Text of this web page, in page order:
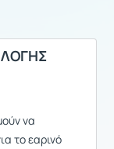
να
το εαρινό